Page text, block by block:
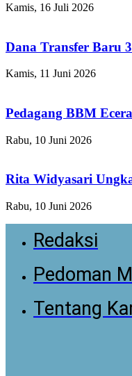
Kamis, 16 Juli 2026
Dana Transfer Baru
Kamis, 11 Juni 2026
Pedagang BBM
Rabu, 10 Juni 2026
Rita Widyasari
Rabu, 10 Juni 2026
Redaksi
Pedoman
Tentang